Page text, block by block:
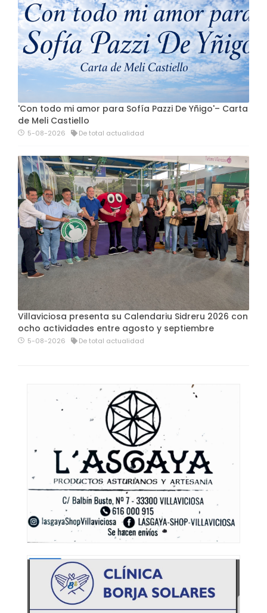
'Con todo mi amor para Sofía Pazzi De Yñigo'– Carta
de Meli Castiello
5-08-2026 De total actualidad
Villaviciosa presenta su Calendariu Sidreru 2026 con
ocho actividades entre agosto y septiembre
5-08-2026 De total actualidad